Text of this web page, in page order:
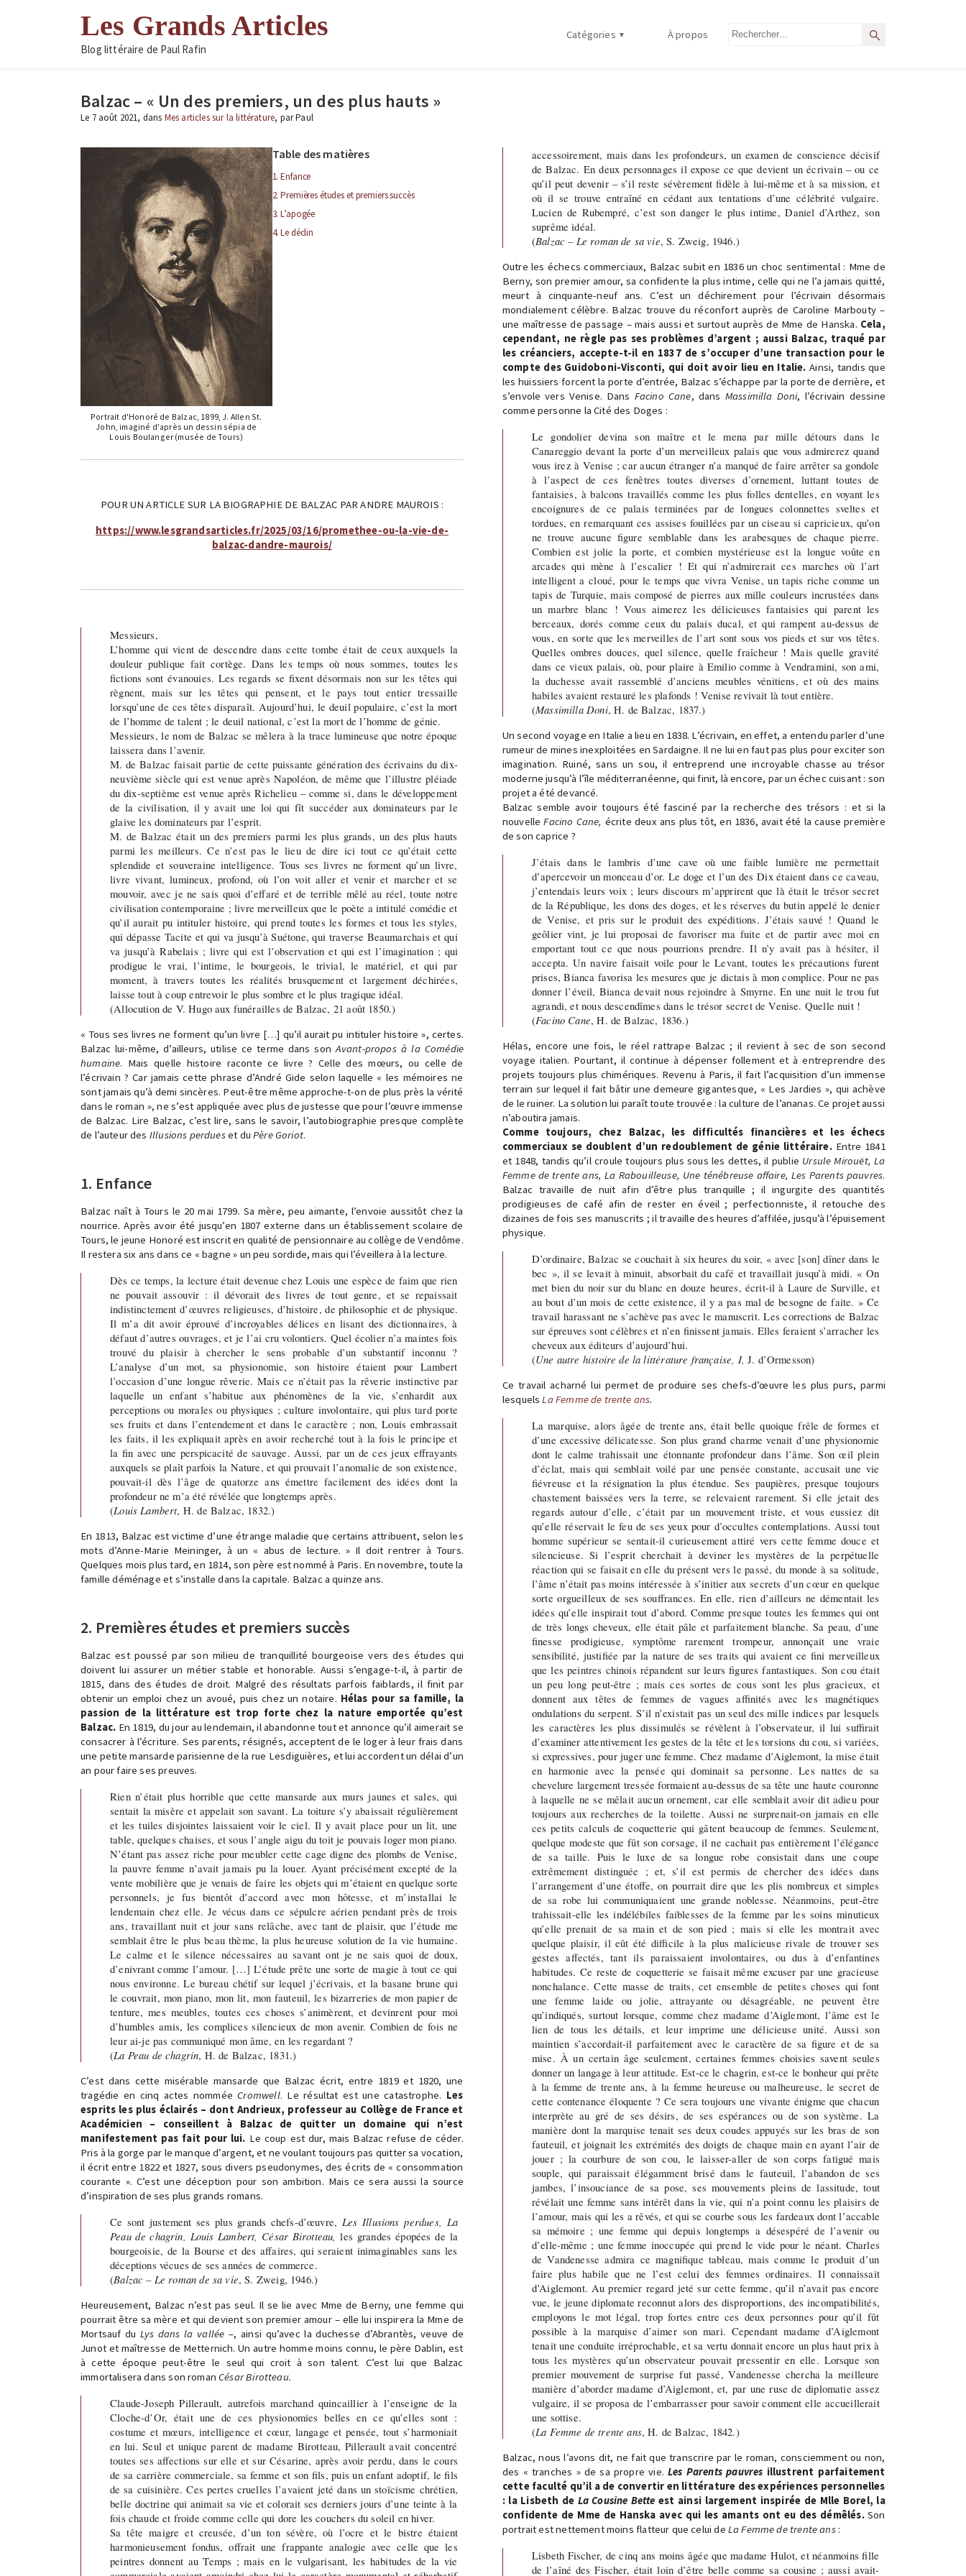
Les Grands Articles
Blog littéraire de Paul Rafin
Catégories À propos Rechercher Rechercher
Balzac – « Un des premiers, un des plus hauts »
Le 7 août 2021, dans Mes articles sur la littérature, par Paul
Portrait d'Honoré de Balzac, 1899, J. Allen St.
John, imaginé d'après un dessin sépia de
Louis Boulanger (musée de Tours)
Table des matières
1. Enfance
2. Premières études et premiers succès
3. L’apogée
4. Le déclin
POUR UN ARTICLE SUR LA BIOGRAPHIE DE BALZAC PAR ANDRE MAUROIS :
https://www.lesgrandsarticles.fr/2025/03/16/promethee-ou-la-vie-de-
balzac-dandre-maurois/
Messieurs,
L’homme qui vient de descendre dans cette tombe était de ceux auxquels la
douleur publique fait cortège. Dans les temps où nous sommes, toutes les
fictions sont évanouies. Les regards se fixent désormais non sur les têtes qui
règnent, mais sur les têtes qui pensent, et le pays tout entier tressaille
lorsqu’une de ces têtes disparaît. Aujourd’hui, le deuil populaire, c’est la mort
de l’homme de talent ; le deuil national, c’est la mort de l’homme de génie.
Messieurs, le nom de Balzac se mêlera à la trace lumineuse que notre époque
laissera dans l’avenir.
M. de Balzac faisait partie de cette puissante génération des écrivains du dix-
neuvième siècle qui est venue après Napoléon, de même que l’illustre pléiade
du dix-septième est venue après Richelieu – comme si, dans le développement
de la civilisation, il y avait une loi qui fît succéder aux dominateurs par le
glaive les dominateurs par l’esprit.
M. de Balzac était un des premiers parmi les plus grands, un des plus hauts
parmi les meilleurs. Ce n’est pas le lieu de dire ici tout ce qu’était cette
splendide et souveraine intelligence. Tous ses livres ne forment qu’un livre,
livre vivant, lumineux, profond, où l’on voit aller et venir et marcher et se
mouvoir, avec je ne sais quoi d’effaré et de terrible mêlé au réel, toute notre
civilisation contemporaine ; livre merveilleux que le poète a intitulé comédie et
qu’il aurait pu intituler histoire, qui prend toutes les formes et tous les styles,
qui dépasse Tacite et qui va jusqu’à Suétone, qui traverse Beaumarchais et qui
va jusqu’à Rabelais ; livre qui est l’observation et qui est l’imagination ; qui
prodigue le vrai, l’intime, le bourgeois, le trivial, le matériel, et qui par
moment, à travers toutes les réalités brusquement et largement déchirées,
laisse tout à coup entrevoir le plus sombre et le plus tragique idéal.
(Allocution de V. Hugo aux funérailles de Balzac, 21 août 1850.)
« Tous ses livres ne forment qu’un livre […] qu’il aurait pu intituler histoire », certes.
Balzac lui-même, d’ailleurs, utilise ce terme dans sonAvant-propos à la Comédie
humaine. Mais quelle histoire raconte ce livre ? Celle des mœurs, ou celle de
l’écrivain ? Car jamais cette phrase d’André Gide selon laquelle « les mémoires ne
sont jamais qu’à demi sincères. Peut-être même approche-t-on de plus près la vérité
dans le roman », ne s’est appliquée avec plus de justesse que pour l’œuvre immense
de Balzac. Lire Balzac, c’est lire, sans le savoir, l’autobiographie presque complète
de l’auteur des Illusions perdueset duPère Goriot.
1. Enfance
Balzac naît à Tours le 20 mai 1799. Sa mère, peu aimante, l’envoie aussitôt chez la
nourrice. Après avoir été jusqu’en 1807 externe dans un établissement scolaire de
Tours, le jeune Honoré est inscrit en qualité de pensionnaire au collège de Vendôme.
Il restera six ans dans ce « bagne » un peu sordide, mais qui l’éveillera à la lecture.
Dès ce temps, la lecture était devenue chez Louis une espèce de faim que rien
ne pouvait assouvir : il dévorait des livres de tout genre, et se repaissait
indistinctement d’œuvres religieuses, d’histoire, de philosophie et de physique.
Il m’a dit avoir éprouvé d’incroyables délices en lisant des dictionnaires, à
défaut d’autres ouvrages, et je l’ai cru volontiers. Quel écolier n’a maintes fois
trouvé du plaisir à chercher le sens probable d’un substantif inconnu ?
L’analyse d’un mot, sa physionomie, son histoire étaient pour Lambert
l’occasion d’une longue rêverie. Mais ce n’était pas la rêverie instinctive par
laquelle un enfant s’habitue aux phénomènes de la vie, s’enhardit aux
perceptions ou morales ou physiques ; culture involontaire, qui plus tard porte
ses fruits et dans l’entendement et dans le caractère ; non, Louis embrassait
les faits, il les expliquait après en avoir recherché tout à la fois le principe et
la fin avec une perspicacité de sauvage. Aussi, par un de ces jeux effrayants
auxquels se plaît parfois la Nature, et qui prouvait l’anomalie de son existence,
pouvait-il dès l’âge de quatorze ans émettre facilement des idées dont la
profondeur ne m’a été révélée que longtemps après.
(Louis Lambert, H. de Balzac, 1832.)
En 1813, Balzac est victime d’une étrange maladie que certains attribuent, selon les
mots d’Anne-Marie Meininger, à un « abus de lecture. » Il doit rentrer à Tours.
Quelques mois plus tard, en 1814, son père est nommé à Paris. En novembre, toute la
famille déménage et s’installe dans la capitale. Balzac a quinze ans.
2. Premières études et premiers succès
Balzac est poussé par son milieu de tranquillité bourgeoise vers des études qui
doivent lui assurer un métier stable et honorable. Aussi s’engage-t-il, à partir de
1815, dans des études de droit. Malgré des résultats parfois faiblards, il finit par
obtenir un emploi chez un avoué, puis chez un notaire. Hélas pour sa famille, la
passion de la littérature est trop forte chez la nature emportée qu’est
Balzac. En 1819, du jour au lendemain, il abandonne tout et annonce qu’il aimerait se
consacrer à l’écriture. Ses parents, résignés, acceptent de le loger à leur frais dans
une petite mansarde parisienne de la rue Lesdiguières, et lui accordent un délai d’un
an pour faire ses preuves.
Rien n’était plus horrible que cette mansarde aux murs jaunes et sales, qui
sentait la misère et appelait son savant. La toiture s’y abaissait régulièrement
et les tuiles disjointes laissaient voir le ciel. Il y avait place pour un lit, une
table, quelques chaises, et sous l’angle aigu du toit je pouvais loger mon piano.
N’étant pas assez riche pour meubler cette cage digne des plombs de Venise,
la pauvre femme n’avait jamais pu la louer. Ayant précisément excepté de la
vente mobilière que je venais de faire les objets qui m’étaient en quelque sorte
personnels, je fus bientôt d’accord avec mon hôtesse, et m’installai le
lendemain chez elle. Je vécus dans ce sépulcre aérien pendant près de trois
ans, travaillant nuit et jour sans relâche, avec tant de plaisir, que l’étude me
semblait être le plus beau thème, la plus heureuse solution de la vie humaine.
Le calme et le silence nécessaires au savant ont je ne sais quoi de doux,
d’enivrant comme l’amour. […] L’étude prête une sorte de magie à tout ce qui
nous environne. Le bureau chétif sur lequel j’écrivais, et la basane brune qui
le couvrait, mon piano, mon lit, mon fauteuil, les bizarreries de mon papier de
tenture, mes meubles, toutes ces choses s’animèrent, et devinrent pour moi
d’humbles amis, les complices silencieux de mon avenir. Combien de fois ne
leur ai-je pas communiqué mon âme, en les regardant ?
(La Peau de chagrin, H. de Balzac, 1831.)
C’est dans cette misérable mansarde que Balzac écrit, entre 1819 et 1820, une
tragédie en cinq actes nomméeCromwell. Le résultat est une catastrophe. Les
esprits les plus éclairés – dont Andrieux, professeur au Collège de France et
Académicien – conseillent à Balzac de quitter un domaine qui n’est
manifestement pas fait pour lui. Le coup est dur, mais Balzac refuse de céder.
Pris à la gorge par le manque d’argent, et ne voulant toujours pas quitter sa vocation,
il écrit entre 1822 et 1827, sous divers pseudonymes, des écrits de « consommation
courante ». C’est une déception pour son ambition. Mais ce sera aussi la source
d’inspiration de ses plus grands romans.
Ce sont justement ses plus grands chefs-d’œuvre, Les Illusions perdues, La
Peau de chagrin, Louis Lambert, César Birotteau, les grandes épopées de la
bourgeoisie, de la Bourse et des affaires, qui seraient inimaginables sans les
déceptions vécues de ses années de commerce.
(Balzac – Le roman de sa vie, S. Zweig, 1946.)
Heureusement, Balzac n’est pas seul. Il se lie avec Mme de Berny, une femme qui
pourrait être sa mère et qui devient son premier amour – elle lui inspirera la Mme de
Mortsauf du Lys dans la vallée –, ainsi qu’avec la duchesse d’Abrantès, veuve de
Junot et maîtresse de Metternich. Un autre homme moins connu, le père Dablin, est
à cette époque peut-être le seul qui croit à son talent. C’est lui que Balzac
immortalisera dans son romanCésar Birotteau.
Claude-Joseph Pillerault, autrefois marchand quincaillier à l’enseigne de la
Cloche-d’Or, était une de ces physionomies belles en ce qu’elles sont :
costume et mœurs, intelligence et cœur, langage et pensée, tout s’harmoniait
en lui. Seul et unique parent de madame Birotteau, Pillerault avait concentré
toutes ses affections sur elle et sur Césarine, après avoir perdu, dans le cours
de sa carrière commerciale, sa femme et son fils, puis un enfant adoptif, le fils
de sa cuisinière. Ces pertes cruelles l’avaient jeté dans un stoïcisme chrétien,
belle doctrine qui animait sa vie et colorait ses derniers jours d’une teinte à la
fois chaude et froide comme celle qui dore les couchers du soleil en hiver.
Sa tête maigre et creusée, d’un ton sévère, où l’ocre et le bistre étaient
harmonieusement fondus, offrait une frappante analogie avec celle que les
peintres donnent au Temps ; mais en le vulgarisant, les habitudes de la vie
accessoirement, mais dans les profondeurs, un examen de conscience décisif
de Balzac. En deux personnages il expose ce que devient un écrivain – ou ce
qu’il peut devenir – s’il reste sévèrement fidèle à lui-même et à sa mission, et
où il se trouve entraîné en cédant aux tentations d’une célébrité vulgaire.
Lucien de Rubempré, c’est son danger le plus intime, Daniel d’Arthez, son
suprême idéal.
(Balzac – Le roman de sa vie, S. Zweig, 1946.)
Outre les échecs commerciaux, Balzac subit en 1836 un choc sentimental : Mme de
Berny, son premier amour, sa confidente la plus intime, celle qui ne l’a jamais quitté,
meurt à cinquante-neuf ans. C’est un déchirement pour l’écrivain désormais
mondialement célèbre. Balzac trouve du réconfort auprès de Caroline Marbouty –
une maîtresse de passage – mais aussi et surtout auprès de Mme de Hanska. Cela,
cependant, ne règle pas ses problèmes d’argent ; aussi Balzac, traqué par
les créanciers, accepte-t-il en 1837 de s’occuper d’une transaction pour le
compte des Guidoboni-Visconti, qui doit avoir lieu en Italie. Ainsi, tandis que
les huissiers forcent la porte d’entrée, Balzac s’échappe par la porte de derrière, et
s’envole vers Venise. Dans Facino Cane, dans Massimilla Doni, l’écrivain dessine
comme personne la Cité des Doges :
Le gondolier devina son maître et le mena par mille détours dans le
Canareggio devant la porte d’un merveilleux palais que vous admirerez quand
vous irez à Venise ; car aucun étranger n’a manqué de faire arrêter sa gondole
à l’aspect de ces fenêtres toutes diverses d’ornement, luttant toutes de
fantaisies, à balcons travaillés comme les plus folles dentelles, en voyant les
encoignures de ce palais terminées par de longues colonnettes sveltes et
tordues, en remarquant ces assises fouillées par un ciseau si capricieux, qu’on
ne trouve aucune figure semblable dans les arabesques de chaque pierre.
Combien est jolie la porte, et combien mystérieuse est la longue voûte en
arcades qui mène à l’escalier ! Et qui n’admirerait ces marches où l’art
intelligent a cloué, pour le temps que vivra Venise, un tapis riche comme un
tapis de Turquie, mais composé de pierres aux mille couleurs incrustées dans
un marbre blanc ! Vous aimerez les délicieuses fantaisies qui parent les
berceaux, dorés comme ceux du palais ducal, et qui rampent au-dessus de
vous, en sorte que les merveilles de l’art sont sous vos pieds et sur vos têtes.
Quelles ombres douces, quel silence, quelle fraîcheur ! Mais quelle gravité
dans ce vieux palais, où, pour plaire à Emilio comme à Vendramini, son ami,
la duchesse avait rassemblé d’anciens meubles vénitiens, et où des mains
habiles avaient restauré les plafonds ! Venise revivait là tout entière.
(Massimilla Doni, H. de Balzac, 1837.)
Un second voyage en Italie a lieu en 1838. L’écrivain, en effet, a entendu parler d’une
rumeur de mines inexploitées en Sardaigne. Il ne lui en faut pas plus pour exciter son
imagination. Ruiné, sans un sou, il entreprend une incroyable chasse au trésor
moderne jusqu’à l’île méditerranéenne, qui finit, là encore, par un échec cuisant : son
projet a été devancé.
Balzac semble avoir toujours été fasciné par la recherche des trésors : et si la
nouvelleFacino Cane, écrite deux ans plus tôt, en 1836, avait été la cause première
de son caprice ?
J’étais dans le lambris d’une cave où une faible lumière me permettait
d’apercevoir un monceau d’or. Le doge et l’un des Dix étaient dans ce caveau,
j’entendais leurs voix ; leurs discours m’apprirent que là était le trésor secret
de la République, les dons des doges, et les réserves du butin appelé le denier
de Venise, et pris sur le produit des expéditions. J’étais sauvé ! Quand le
geôlier vint, je lui proposai de favoriser ma fuite et de partir avec moi en
emportant tout ce que nous pourrions prendre. Il n’y avait pas à hésiter, il
accepta. Un navire faisait voile pour le Levant, toutes les précautions furent
prises, Bianca favorisa les mesures que je dictais à mon complice. Pour ne pas
donner l’éveil, Bianca devait nous rejoindre à Smyrne. En une nuit le trou fut
agrandi, et nous descendîmes dans le trésor secret de Venise. Quelle nuit !
(Facino Cane, H. de Balzac, 1836.)
Hélas, encore une fois, le réel rattrape Balzac ; il revient à sec de son second
voyage italien. Pourtant, il continue à dépenser follement et à entreprendre des
projets toujours plus chimériques. Revenu à Paris, il fait l’acquisition d’un immense
terrain sur lequel il fait bâtir une demeure gigantesque, « Les Jardies », qui achève
de le ruiner. La solution lui paraît toute trouvée : la culture de l’ananas. Ce projet aussi
n’aboutira jamais.
Comme toujours, chez Balzac, les difficultés financières et les échecs
commerciaux se doublent d’un redoublement de génie littéraire.Entre 1841
et 1848, tandis qu’il croule toujours plus sous les dettes, il publie Ursule Mirouët, La
Femme de trente ans, La Rabouilleuse, Une ténébreuse affaire, Les Parents pauvres.
Balzac travaille de nuit afin d’être plus tranquille ; il ingurgite des quantités
prodigieuses de café afin de rester en éveil ; perfectionniste, il retouche des
dizaines de fois ses manuscrits ; il travaille des heures d’affilée, jusqu’à l’épuisement
physique.
D’ordinaire, Balzac se couchait à six heures du soir, « avec [son] dîner dans le
bec », il se levait à minuit, absorbait du café et travaillait jusqu’à midi. « On
met bien du noir sur du blanc en douze heures, écrit-il à Laure de Surville, et
au bout d’un mois de cette existence, il y a pas mal de besogne de faite. » Ce
travail harassant ne s’achève pas avec le manuscrit. Les corrections de Balzac
sur épreuves sont célèbres et n’en finissent jamais. Elles feraient s’arracher les
cheveux aux éditeurs d’aujourd’hui.
(Une autre histoire de la littérature française, I,J. d’Ormesson)
Ce travail acharné lui permet de produire ses chefs-d’œuvre les plus purs, parmi
lesquelsLa Femme de trente ans.
La marquise, alors âgée de trente ans, était belle quoique frêle de formes et
d’une excessive délicatesse. Son plus grand charme venait d’une physionomie
dont le calme trahissait une étonnante profondeur dans l’âme. Son œil plein
d’éclat, mais qui semblait voilé par une pensée constante, accusait une vie
fiévreuse et la résignation la plus étendue. Ses paupières, presque toujours
chastement baissées vers la terre, se relevaient rarement. Si elle jetait des
regards autour d’elle, c’était par un mouvement triste, et vous eussiez dit
qu’elle réservait le feu de ses yeux pour d’occultes contemplations. Aussi tout
homme supérieur se sentait-il curieusement attiré vers cette femme douce et
silencieuse. Si l’esprit cherchait à deviner les mystères de la perpétuelle
réaction qui se faisait en elle du présent vers le passé, du monde à sa solitude,
l’âme n’était pas moins intéressée à s’initier aux secrets d’un cœur en quelque
sorte orgueilleux de ses souffrances. En elle, rien d’ailleurs ne démentait les
idées qu’elle inspirait tout d’abord. Comme presque toutes les femmes qui ont
de très longs cheveux, elle était pâle et parfaitement blanche. Sa peau, d’une
finesse prodigieuse, symptôme rarement trompeur, annonçait une vraie
sensibilité, justifiée par la nature de ses traits qui avaient ce fini merveilleux
que les peintres chinois répandent sur leurs figures fantastiques. Son cou était
un peu long peut-être ; mais ces sortes de cous sont les plus gracieux, et
donnent aux têtes de femmes de vagues affinités avec les magnétiques
ondulations du serpent. S’il n’existait pas un seul des mille indices par lesquels
les caractères les plus dissimulés se révèlent à l’observateur, il lui suffirait
d’examiner attentivement les gestes de la tête et les torsions du cou, si variées,
si expressives, pour juger une femme. Chez madame d’Aiglemont, la mise était
en harmonie avec la pensée qui dominait sa personne. Les nattes de sa
chevelure largement tressée formaient au-dessus de sa tête une haute couronne
à laquelle ne se mêlait aucun ornement, car elle semblait avoir dit adieu pour
toujours aux recherches de la toilette. Aussi ne surprenait-on jamais en elle
ces petits calculs de coquetterie qui gâtent beaucoup de femmes. Seulement,
quelque modeste que fût son corsage, il ne cachait pas entièrement l’élégance
de sa taille. Puis le luxe de sa longue robe consistait dans une coupe
extrêmement distinguée ; et, s’il est permis de chercher des idées dans
l’arrangement d’une étoffe, on pourrait dire que les plis nombreux et simples
de sa robe lui communiquaient une grande noblesse. Néanmoins, peut-être
trahissait-elle les indélébiles faiblesses de la femme par les soins minutieux
qu’elle prenait de sa main et de son pied ; mais si elle les montrait avec
quelque plaisir, il eût été difficile à la plus malicieuse rivale de trouver ses
gestes affectés, tant ils paraissaient involontaires, ou dus à d’enfantines
habitudes. Ce reste de coquetterie se faisait même excuser par une gracieuse
nonchalance. Cette masse de traits, cet ensemble de petites choses qui font
une femme laide ou jolie, attrayante ou désagréable, ne peuvent être
qu’indiqués, surtout lorsque, comme chez madame d’Aiglemont, l’âme est le
lien de tous les détails, et leur imprime une délicieuse unité. Aussi son
maintien s’accordait-il parfaitement avec le caractère de sa figure et de sa
mise. À un certain âge seulement, certaines femmes choisies savent seules
donner un langage à leur attitude. Est-ce le chagrin, est-ce le bonheur qui prête
à la femme de trente ans, à la femme heureuse ou malheureuse, le secret de
cette contenance éloquente ? Ce sera toujours une vivante énigme que chacun
interprète au gré de ses désirs, de ses espérances ou de son système. La
manière dont la marquise tenait ses deux coudes appuyés sur les bras de son
fauteuil, et joignait les extrémités des doigts de chaque main en ayant l’air de
jouer ; la courbure de son cou, le laisser-aller de son corps fatigué mais
souple, qui paraissait élégamment brisé dans le fauteuil, l’abandon de ses
jambes, l’insouciance de sa pose, ses mouvements pleins de lassitude, tout
révélait une femme sans intérêt dans la vie, qui n’a point connu les plaisirs de
l’amour, mais qui les a rêvés, et qui se courbe sous les fardeaux dont l’accable
sa mémoire ; une femme qui depuis longtemps a désespéré de l’avenir ou
d’elle-même ; une femme inoccupée qui prend le vide pour le néant. Charles
de Vandenesse admira ce magnifique tableau, mais comme le produit d’un
faire plus habile que ne l’est celui des femmes ordinaires. Il connaissait
d’Aiglemont. Au premier regard jeté sur cette femme, qu’il n’avait pas encore
vue, le jeune diplomate reconnut alors des disproportions, des incompatibilités,
employons le mot légal, trop fortes entre ces deux personnes pour qu’il fût
possible à la marquise d’aimer son mari. Cependant madame d’Aiglemont
tenait une conduite irréprochable, et sa vertu donnait encore un plus haut prix à
tous les mystères qu’un observateur pouvait pressentir en elle. Lorsque son
premier mouvement de surprise fut passé, Vandenesse chercha la meilleure
manière d’aborder madame d’Aiglemont, et, par une ruse de diplomatie assez
vulgaire, il se proposa de l’embarrasser pour savoir comment elle accueillerait
une sottise.
(La Femme de trente ans, H. de Balzac, 1842.)
Balzac, nous l’avons dit, ne fait que transcrire par le roman, consciemment ou non,
des « tranches » de sa propre vie.Les Parents pauvres illustrent parfaitement
cette faculté qu’il a de convertir en littérature des expériences personnelles
: la Lisbeth de La Cousine Bette est ainsi largement inspirée de Mlle Borel, la
confidente de Mme de Hanska avec qui les amants ont eu des démêlés.Son
portrait est nettement moins flatteur que celui de La Femme de trente ans:
Lisbeth Fischer, de cinq ans moins âgée que madame Hulot, et néanmoins fille
de l’aîné des Fischer, était loin d’être belle comme sa cousine ; aussi avait-